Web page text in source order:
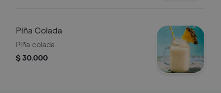
de 1994
Piña Colada
Piña colada
$ 30.000